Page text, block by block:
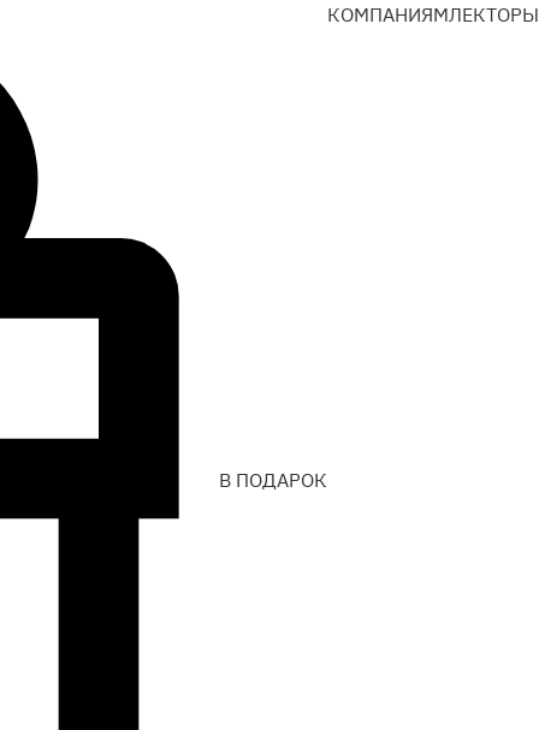
В ПОДАРОК
КОМПАНИЯМЛЕКТОРЫ